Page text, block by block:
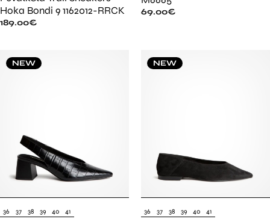
Hoka Bondi 9 1162012-RRCK
189.00€
69.00€
NEW
36 37 38 39 40 41
NEW
36 37 38 39 40 41